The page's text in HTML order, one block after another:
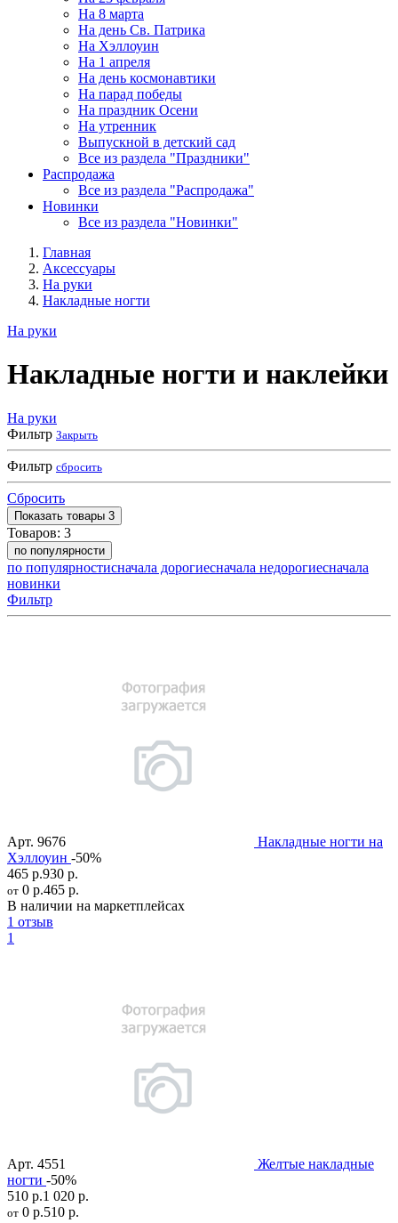
На 8 марта
На день Св. Патрика
На Хэллоуин
На 1 апреля
На день космонавтики
На парад победы
На праздник Осени
На утренник
Выпускной в детский сад
Все из раздела "Праздники"
Распродажа
Все из раздела "Распродажа"
Новинки
Все из раздела "Новинки"
Главная
Аксессуары
На руки
Накладные ногти
На руки
Накладные ногти и наклейки
На руки
Фильтр Закрыть
Фильтр сбросить
Сбросить
Показать товары 3
Товаров: 3
по популярности
по популярностисначала дорогиесначала недорогиесначала
новинки
Фильтр
Арт. 9676
Накладные ногти на
Хэллоуин -50%
465 р.930 р.
от 0 р.465 р.
В наличии на маркетплейсах
1 отзыв
1
Арт. 4551
Желтые накладные
ногти -50%
510 р.1 020 р.
от 0 р.510 р.